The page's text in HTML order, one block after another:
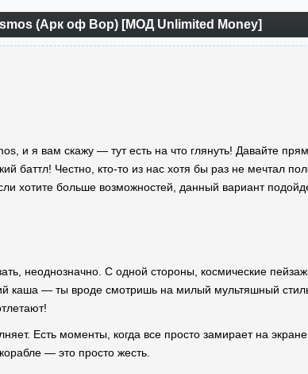
(Арк оф Вор) [МОД Unlimited Money]
и я вам скажу — тут есть на что глянуть! Давайте
баттл! Честно, кто-то из нас хотя бы раз не мечтал
хотите больше возможностей, данный вариант
неоднозначно. С одной стороны, космические
каша — ты вроде смотришь на милый мультяшный
Есть моменты, когда все просто замирает на
— это просто жесть.